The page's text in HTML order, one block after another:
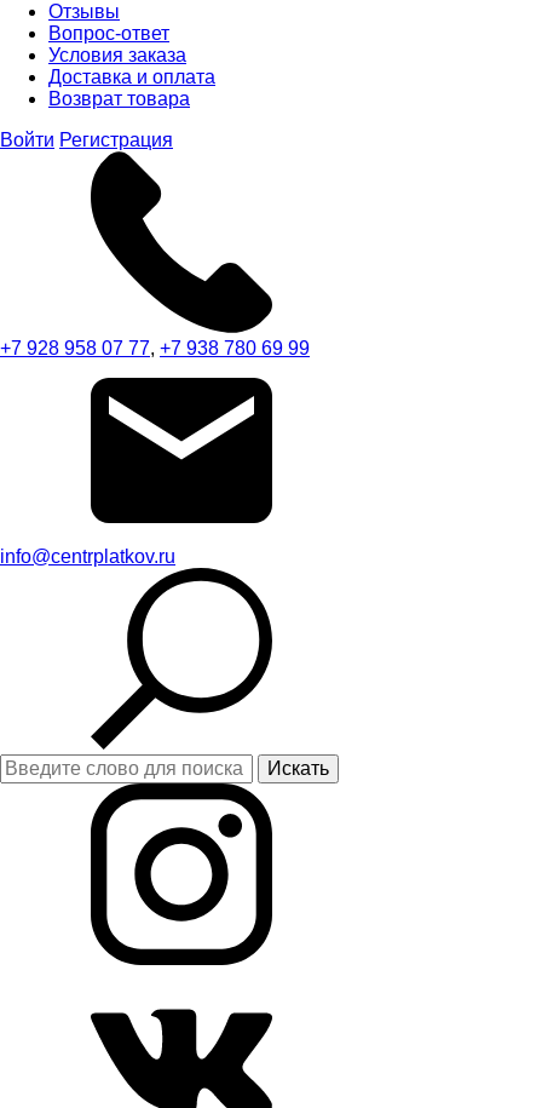
Отзывы
Вопрос-ответ
Условия заказа
Доставка и оплата
Возврат товара
Войти Регистрация
+7 928 958 07 77, +7 938 780 69 99
info@centrplatkov.ru